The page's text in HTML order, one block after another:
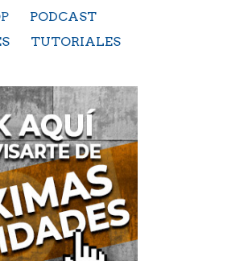
PODCAST
TUTORIALES